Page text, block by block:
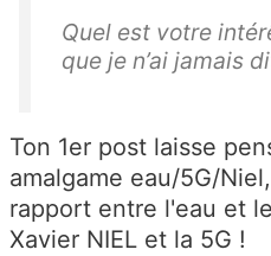
Quel est votre
que je n’ai jamais
Ton 1er post laisse
amalgame eau/5G/
rapport entre l'eau et
Xavier NIEL et la 5G !